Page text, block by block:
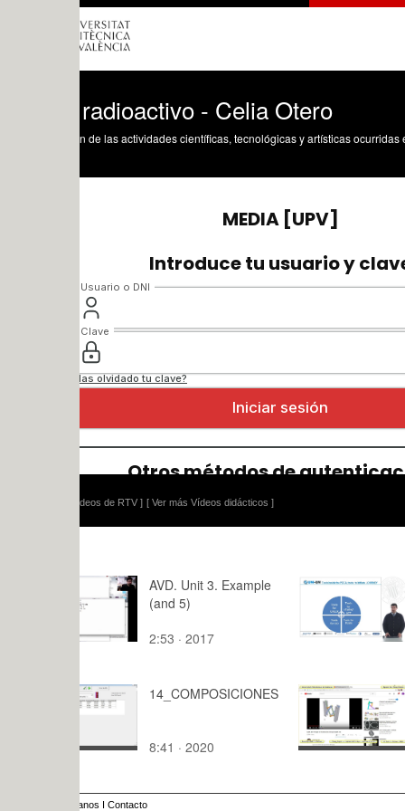
- Celia Otero
de las actividades científicas, tecnológicas y artísticas ocurridas en los tres
[ Ver más Vídeos didácticos ]
AVD. Unit 3. Example
(and 5)
2:53 · 2017
PDCA and
4:43 · 2009
14_COMPOSICIONES
8:41 · 2020
v8r5 con
9:,4 · 2018